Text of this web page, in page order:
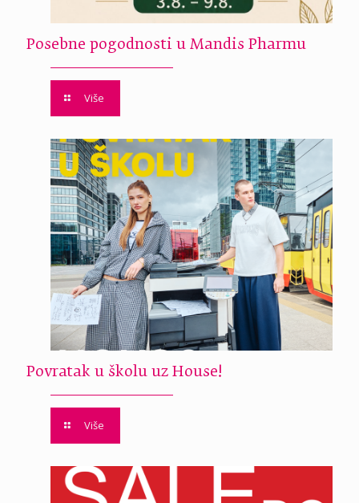
Posebne pogodnosti u Mandis Pharmu
Više
Povratak u školu uz House!
Više